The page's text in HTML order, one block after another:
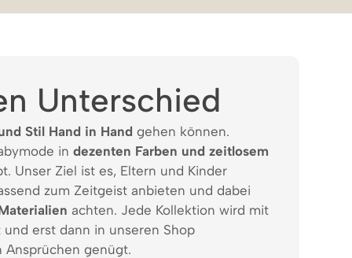
Unterschied
Stil Hand in Hand gehen können.
in dezenten Farben und zeitlosem
Unser Ziel ist es, Eltern und Kinder
zum Zeitgeist anbieten und dabei
achten. Jede Kollektion wird mit
erst dann in unseren Shop
Ansprüchen genügt.